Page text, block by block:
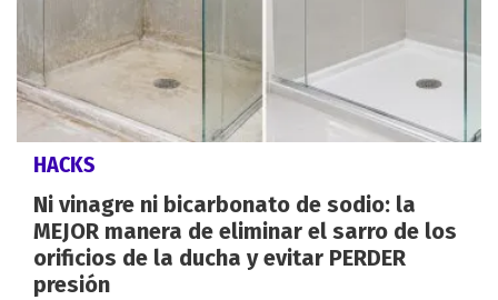
HACKS
Ni vinagre ni bicarbonato de sodio: la
MEJOR manera de eliminar el sarro de los
orificios de la ducha y evitar PERDER
presión